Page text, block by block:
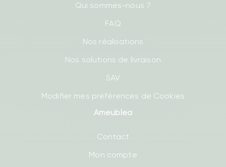
Qui sommes-nous ?
FAQ
Nos réalisations
Nos solutions de livraison
SAV
Modifier mes préférences de Cookies
Ameublea
Contact
Mon compte